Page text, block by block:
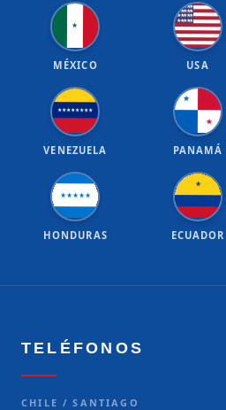
★
MÉXICO
★★★★
★★★★★
★★★★★
★★★★★
USA
★★★★★★★★
VENEZUELA
★
★
PANAMÁ
★★★★★
HONDURAS
★
ECUADOR
TELÉFONOS
CHILE / SANTIAGO